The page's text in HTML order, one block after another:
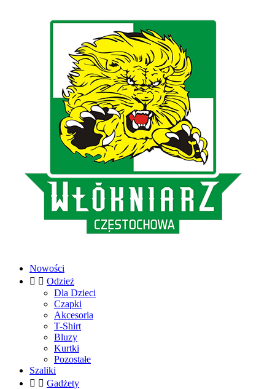
Nowości
  Odzież
Dla Dzieci
Czapki
Akcesoria
T-Shirt
Bluzy
Kurtki
Pozostałe
Szaliki
  Gadżety